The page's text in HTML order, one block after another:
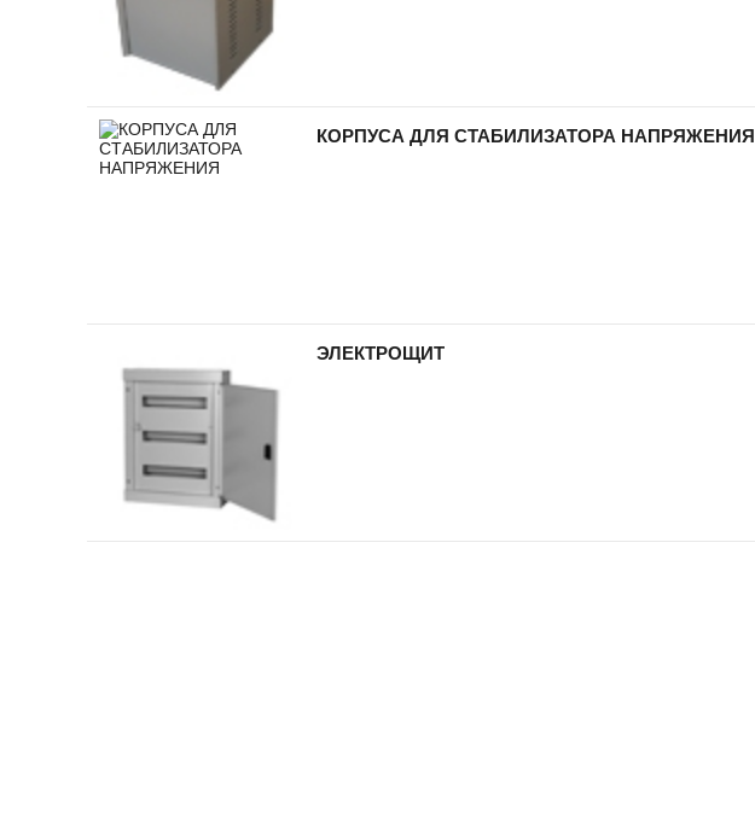
КОРПУСА ДЛЯ СТАБИЛИЗАТОРА НАПРЯЖЕНИЯ
ЭЛЕКТРОЩИТ